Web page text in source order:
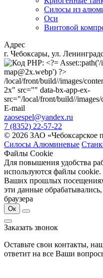
Силосы из
Оси
Винтовой
Адрес
г. Чебоксары, ул.
/local/front/build//images/
2x" src="" data-bx-app-ex-
src="/local/front/build//
E-mail
zaosespel@yandex.ru
7 (8352) 22-57-22
© 2026 ЗАО «Чебоксарское
Силосы Алюминевые
Файлы Cookie
Для повышения удобства
используются файлы
Ваших прошлых
эти данные
браузера
Ок
Заказать звонок
Оставьте свои контакты,
ответит на все Ваши